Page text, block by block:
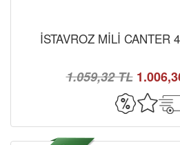
İSTAVROZ MİLİ CANTER
1.059,32 TL